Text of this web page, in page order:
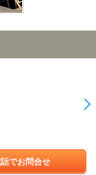
話でお問合せ